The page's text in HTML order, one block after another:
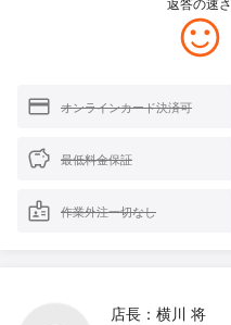
オンラインカード決済可
最低料金保証
作業外注一切なし
店長：横川 将